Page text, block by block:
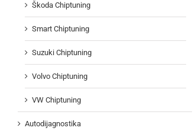
Škoda Chiptuning
Smart Chiptuning
Suzuki Chiptuning
Volvo Chiptuning
VW Chiptuning
Autodijagnostika